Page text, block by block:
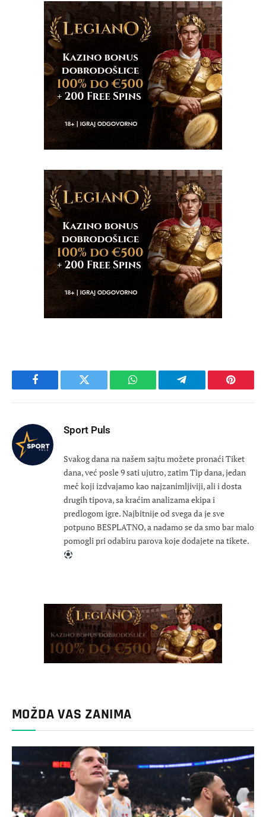
Facebook Twitter WhatsApp Telegram
Sport Puls
Svakog dana na našem sajtu možete pronaći Tiket
dana, već posle 9 sati ujutro, zatim Tip dana, jedan
meč koji izdvajamo kao najzanimljiviji, ali i dosta
drugih tipova, sa kraćim analizama ekipa i
predlogom igre. Najbitnije od svega da je sve
potpuno BESPLATNO, a nadamo se da smo bar malo
pomogli pri odabiru parova koje dodajete na tikete.
MOŽDA VAS ZANIMA